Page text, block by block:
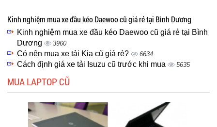
Kinh nghiệm mua xe đầu kéo Daewoo cũ giá rẻ tại Bình Dương
Kinh nghiệm mua xe đầu kéo Daewoo cũ giá rẻ tại Bình
Dương
3960
Có nên mua xe tải Kia cũ giá rẻ? 6634
Cách định giá xe tải Isuzu cũ trước khi mua 5635
MUA LAPTOP CŨ